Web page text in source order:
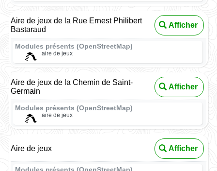
Aire de jeux de la Rue Ernest Philibert
Bastaraud
Afficher
Modules présents (OpenStreetMap)
aire de jeux
Aire de jeux de la Chemin de Saint-
Germain
Afficher
Modules présents (OpenStreetMap)
aire de jeux
Aire de jeux Afficher